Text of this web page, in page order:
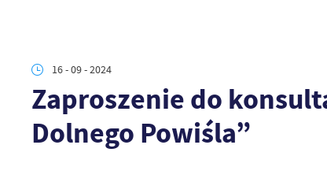
16 - 09 - 2024
Zaproszenie do
Dolnego Powiśla”